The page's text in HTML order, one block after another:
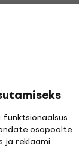
osapoolte
ja reklaami